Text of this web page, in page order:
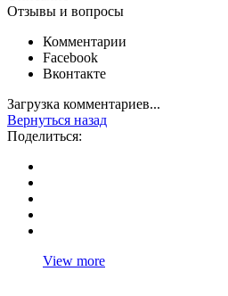
Отзывы и вопросы
Комментарии
Facebook
Вконтакте
Загрузка комментариев...
Вернуться назад
Поделиться:
View more